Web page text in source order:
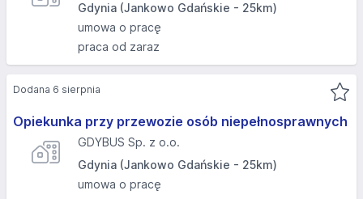
Gdynia (Jankowo Gdańskie - 25km)
umowa o pracę
praca od zaraz
Opiekunka przy przewozie osób niepełnosprawnych
GDYBUS Sp. z o.o.
Gdynia (Jankowo Gdańskie - 25km)
umowa o pracę
Dodana 6 sierpnia